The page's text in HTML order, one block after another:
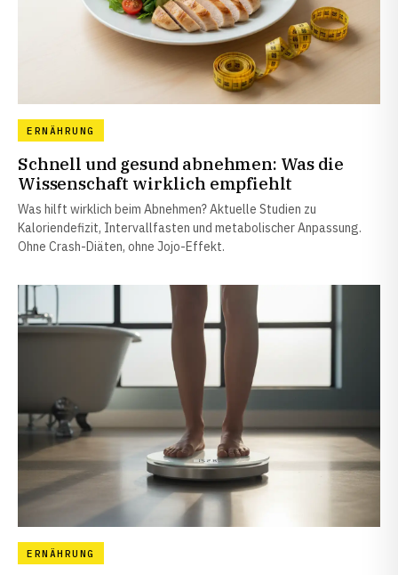
ERNÄHRUNG
Schnell und gesund abnehmen: Was die
Wissenschaft wirklich empfiehlt
Was hilft wirklich beim Abnehmen? Aktuelle Studien zu
Kaloriendefizit, Intervallfasten und metabolischer Anpassung.
Ohne Crash-Diäten, ohne Jojo-Effekt.
ERNÄHRUNG